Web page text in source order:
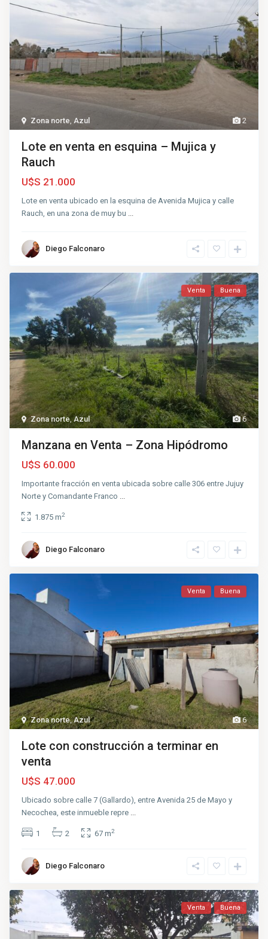
2
Zona norte,Azul
Lote en venta en esquina – Mujica y
Rauch
U$S 21.000
Lote en venta ubicado en la esquina de Avenida Mujica y calle
Rauch, en una zona de muy bu ...
Diego Falconaro
6
Zona norte,Azul
Venta Buena
Manzana en Venta – Zona Hipódromo
U$S 60.000
Importante fracción en venta ubicada sobre calle 306 entre Jujuy
Norte y Comandante Franco ...
1.875 m2
Diego Falconaro
6
Zona norte,Azul
Venta Buena
Lote con construcción a terminar en
venta
U$S 47.000
Ubicado sobre calle 7 (Gallardo), entre Avenida 25 de Mayo y
Necochea, este inmueble repre
1 2 67 m2
Diego Falconaro
Venta Buena